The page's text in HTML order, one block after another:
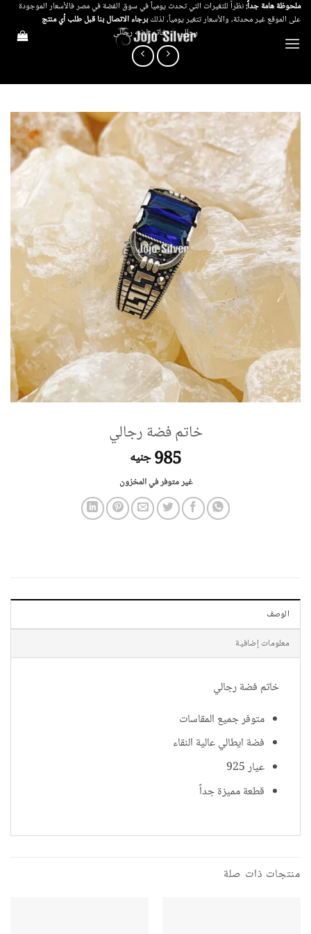
تخطي
للمحتوى
ملحوظة هامة جداً:نظراً للتغيرات التي تحدث يومياً في سوق الفضة في مصر فالأسعار الموجودة
على الموقع غير محدثة، والأسعار تتغير يومياً، لذلكبرجاء الاتصال بنا قبل طلب أي منتج
رجالي / خاتم فضه رجالى
خاتم فضة رجالي
985 جنيه
غير متوفر في المخزون
الوصف
معلومات إضافية
خاتم فضة رجالي
متوفر جميع المقاسات
فضة ايطالي عالية النقاء
عيار 925
قطعة مميزة جداً
منتجات ذات صلة